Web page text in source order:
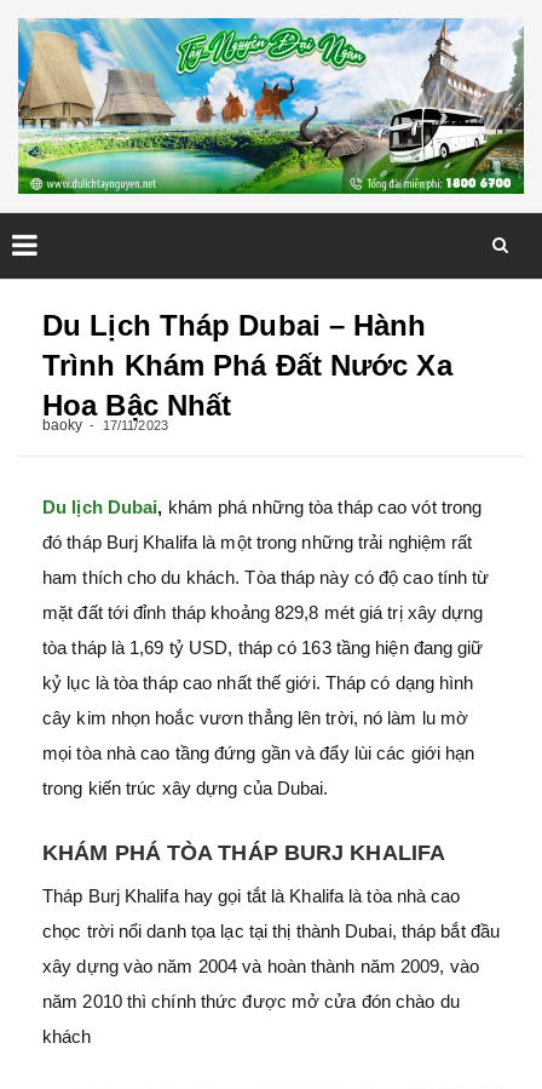
Du Lịch Tháp Dubai – Hành
Trình Khám Phá Đất Nước Xa
Hoa Bậc Nhất
baoky 17/11/2023
Du lịch Dubai, khám phá những tòa tháp cao vót trong
đó tháp Burj Khalifa là một trong những trải nghiệm rất
ham thích cho du khách. Tòa tháp này có độ cao tính từ
mặt đất tới đỉnh tháp khoảng 829,8 mét giá trị xây dựng
tòa tháp là 1,69 tỷ USD, tháp có 163 tầng hiện đang giữ
kỷ lục là tòa tháp cao nhất thế giới. Tháp có dạng hình
cây kim nhọn hoắc vươn thẳng lên trời, nó làm lu mờ
mọi tòa nhà cao tầng đứng gần và đẩy lùi các giới hạn
trong kiến trúc xây dựng của Dubai.
KHÁM PHÁ TÒA THÁP BURJ KHALIFA
Tháp Burj Khalifa hay gọi tắt là Khalifa là tòa nhà cao
chọc trời nổi danh tọa lạc tại thị thành Dubai, tháp bắt đầu
xây dựng vào năm 2004 và hoàn thành năm 2009, vào
năm 2010 thì chính thức được mở cửa đón chào du
khách